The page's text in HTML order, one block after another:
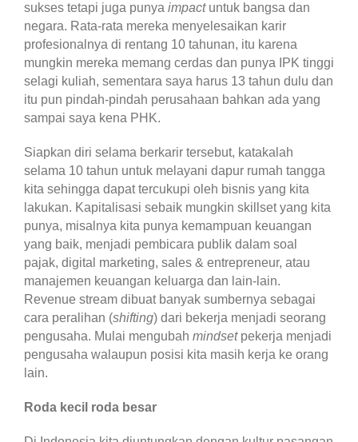
sukses tetapi juga punya impactuntuk bangsa dan
negara. Rata-rata mereka menyelesaikan karir
profesionalnya di rentang 10 tahunan, itu karena
mungkin mereka memang cerdas dan punya IPK tinggi
selagi kuliah, sementara saya harus 13 tahun dulu dan
itu pun pindah-pindah perusahaan bahkan ada yang
sampai saya kena PHK.
Siapkan diri selama berkarir tersebut, katakalah
selama 10 tahun untuk melayani dapur rumah tangga
kita sehingga dapat tercukupi oleh bisnis yang kita
lakukan. Kapitalisasi sebaik mungkin skillset yang kita
punya, misalnya kita punya kemampuan keuangan
yang baik, menjadi pembicara publik dalam soal
pajak, digital marketing, sales & entrepreneur, atau
manajemen keuangan keluarga dan lain-lain.
Revenue stream dibuat banyak sumbernya sebagai
cara peralihan (shifting) dari bekerja menjadi seorang
pengusaha. Mulai mengubah mindsetpekerja menjadi
pengusaha walaupun posisi kita masih kerja ke orang
lain.
Roda kecil roda besar